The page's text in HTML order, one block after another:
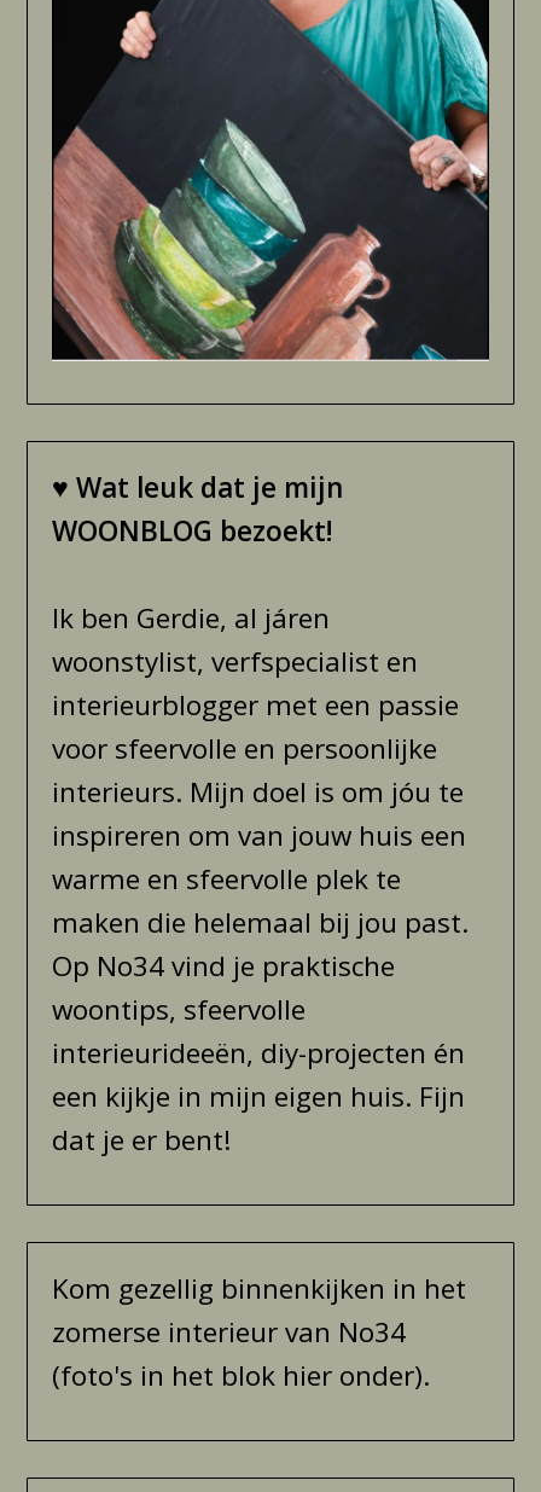
♥Wat leuk dat je mijn
WOONBLOG bezoekt!
Ik ben Gerdie, al járen
woonstylist, verfspecialist en
interieurblogger met een passie
voor sfeervolle en persoonlijke
interieurs. Mijn doel is om jóu te
inspireren om van jouw huis een
warme en sfeervolle plek te
maken die helemaal bij jou past.
Op No34 vind je praktische
woontips, sfeervolle
interieurideeën, diy-projecten én
een kijkje in mijn eigen huis. Fijn
dat je er bent!
Kom gezellig binnenkijken in het
zomerse interieur van No34
(foto's in het blok hier onder).